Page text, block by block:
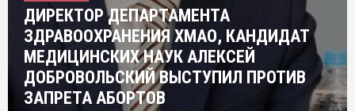
ДИРЕКТОР ДЕПАРТАМЕНТА
ЗДРАВООХРАНЕНИЯ ХМАО, КАНДИДАТ
МЕДИЦИНСКИХ НАУК АЛЕКСЕЙ
ДОБРОВОЛЬСКИЙ ВЫСТУПИЛ ПРОТИВ
ЗАПРЕТА АБОРТОВ